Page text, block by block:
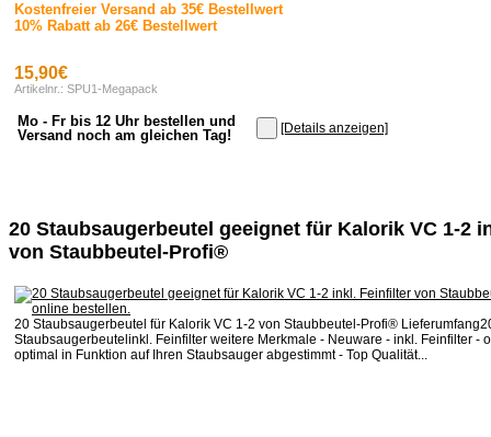
Kostenfreier Versand ab 35€ Bestellwert
10% Rabatt ab 26€ Bestellwert
15,90€
Artikelnr.: SPU1-Megapack
Mo - Fr bis 12 Uhr bestellen und
Versand noch am gleichen Tag!
[Details anzeigen]
20 Staubsaugerbeutel geeignet für Kalorik VC 1-2
von Staubbeutel-Profi®
20 Staubsaugerbeutel für Kalorik VC 1-2 von Staubbeutel-Profi®
Staubsaugerbeutelinkl. Feinfilter weitere Merkmale - Neuware - inkl. Feinfilter -
optimal in Funktion auf Ihren Staubsauger abgestimmt - Top Qualität...